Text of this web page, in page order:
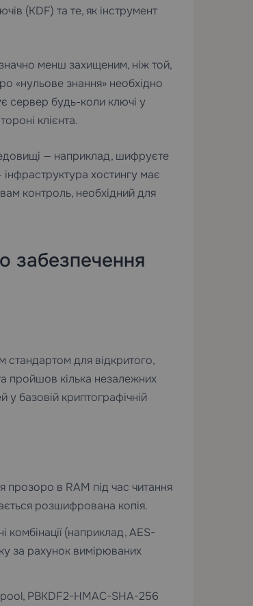
(KDF) та те, як інструмент
менш захищеним, ніж той,
«нульове знання» необхідно
сервер будь-коли ключі у
клієнта.
— наприклад, шифруєте
інфраструктура хостингу має
контроль, необхідний для
забезпечення
для відкритого,
пройшов кілька незалежних
у базовій криптографічній
в RAM під час читання
розшифрована копія.
(наприклад, AES-
за рахунок вимірюваних
PBKDF2-HMAC-SHA-256